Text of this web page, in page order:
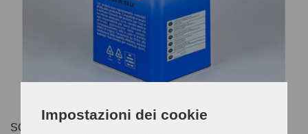
Impostazioni dei cookie
SOLVENT FOR THE DILUTION OF THE NC 100 STICK